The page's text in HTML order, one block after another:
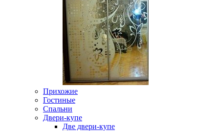
Прихожие
Гостиные
Спальни
Двери-купе
Две двери-купе